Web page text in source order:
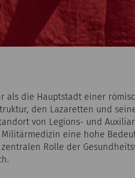
als die Hauptstadt einer
den Lazaretten und
von Legions- und
eine hohe
Rolle der